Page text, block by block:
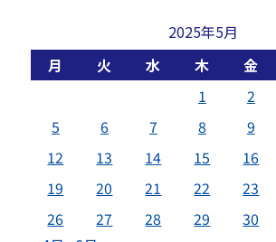
2025年5月
月
火 水 木 金
1
2
5
6 7 8 9
12
13 14 15 16
19
20 21 22 23
26
27 28 29 30